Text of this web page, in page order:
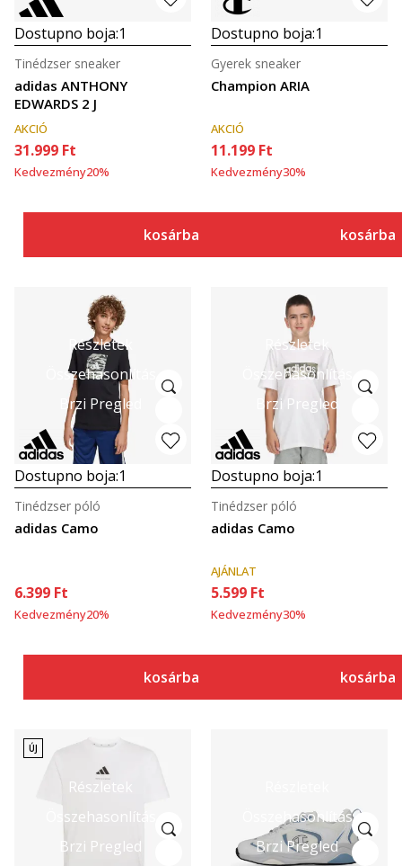
Dostupno boja:1
adidas ANTHONY
EDWARDS 2 J
Tinédzser sneaker
AKCIÓ
31.999 Ft
Kedvezmény20%
kosárba
Dostupno boja:1
Champion ARIA
Gyerek sneaker
AKCIÓ
11.199 Ft
Kedvezmény30%
kosárba
Részletek
Összehasonlítás
Brzi Pregled
Dostupno boja:1
adidas Camo
Tinédzser póló
6.399 Ft
Kedvezmény20%
kosárba
Részletek
Összehasonlítás
Brzi Pregled
Dostupno boja:1
adidas Camo
Tinédzser póló
AJÁNLAT
5.599 Ft
Kedvezmény30%
kosárba
Részletek
Összehasonlítás
Brzi Pregled
ÚJ
Összehasonlítás
Brzi Pregled